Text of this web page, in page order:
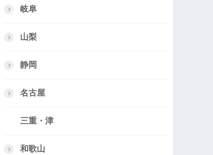
岐阜
山梨
静岡
名古屋
三重・津
和歌山